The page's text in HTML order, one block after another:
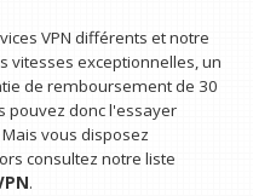
VPN différents et notre
vitesses exceptionnelles, un
de remboursement de 30
pouvez donc l'essayer
vous disposez
consultez notre liste
.